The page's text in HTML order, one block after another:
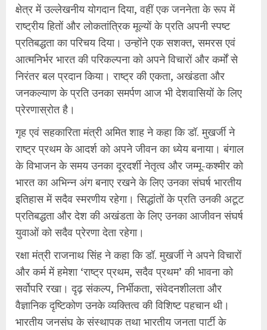
क्षेत्र में उल्लेखनीय योगदान दिया, वहीं एक जननेता के रूप में
राष्ट्रीय हितों और लोकतांत्रिक मूल्यों के प्रति अपनी स्पष्ट
प्रतिबद्धता का परिचय दिया। उन्होंने एक सशक्त, समरस एवं
आत्मनिर्भर भारत की परिकल्पना को अपने विचारों और कर्मों से
निरंतर बल प्रदान किया। राष्ट्र की एकता, अखंडता और
जनकल्याण के प्रति उनका समर्पण आज भी देशवासियों के लिए
प्रेरणास्रोत है।
गृह एवं सहकारिता मंत्री अमित शाह ने कहा कि डॉ. मुखर्जी ने
राष्ट्र प्रथम के आदर्श को अपने जीवन का ध्येय बनाया। बंगाल
के विभाजन के समय उनका दूरदर्शी नेतृत्व और जम्मू-कश्मीर को
भारत का अभिन्न अंग बनाए रखने के लिए उनका संघर्ष भारतीय
इतिहास में सदैव स्मरणीय रहेगा। सिद्धांतों के प्रति उनकी अटूट
प्रतिबद्धता और देश की अखंडता के लिए उनका आजीवन संघर्ष
युवाओं को सदैव प्रेरणा देता रहेगा।
रक्षा मंत्री राजनाथ सिंह ने कहा कि डॉ. मुखर्जी ने अपने विचारों
और कर्म में हमेशा ‘राष्ट्र प्रथम, सदैव प्रथम’ की भावना को
सर्वोपरि रखा। दृढ़ संकल्प, निर्भीकता, संवेदनशीलता और
वैज्ञानिक दृष्टिकोण उनके व्यक्तित्व की विशिष्ट पहचान थी।
भारतीय जनसंघ के संस्थापक तथा भारतीय जनता पार्टी के